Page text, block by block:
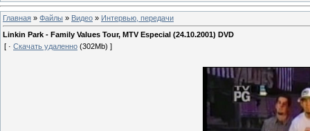
Главная » Файлы » Видео » Интервью, передачи
Linkin Park - Family Values Tour, MTV Especial (24.10.2001) DVD
[ · Скачать удаленно (302Mb) ]